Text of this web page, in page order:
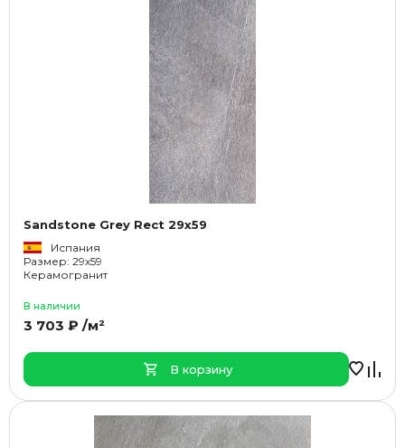
Sandstone Grey Rect 29x59
Испания
Размер: 29x59
Керамогранит
В наличии
3 703 ₽ /м²
В корзину